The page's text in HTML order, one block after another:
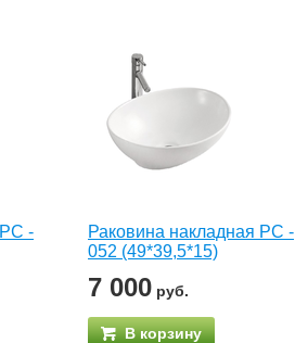
РС -
Раковина накладная РС -
052 (49*39,5*15)
7 000 руб.
В корзину